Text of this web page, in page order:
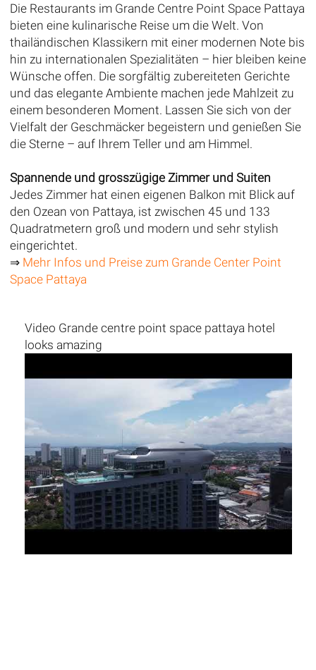
Die Restaurants im Grande Centre Point Space Pattaya
bieten eine kulinarische Reise um die Welt. Von
thailändischen Klassikern mit einer modernen Note bis
hin zu internationalen Spezialitäten – hier bleiben keine
Wünsche offen. Die sorgfältig zubereiteten Gerichte
und das elegante Ambiente machen jede Mahlzeit zu
einem besonderen Moment. Lassen Sie sich von der
Vielfalt der Geschmäcker begeistern und genießen Sie
die Sterne – auf Ihrem Teller und am Himmel.
Spannende und grosszügige Zimmer und Suiten
Jedes Zimmer hat einen eigenen Balkon mit Blick auf
den Ozean von Pattaya, ist zwischen 45 und 133
Quadratmetern groß und modern und sehr stylish
eingerichtet.
⇒ Mehr Infos und Preise zum Grande Center Point
Space Pattaya
Video Grande centre point space pattaya hotel
looks amazing